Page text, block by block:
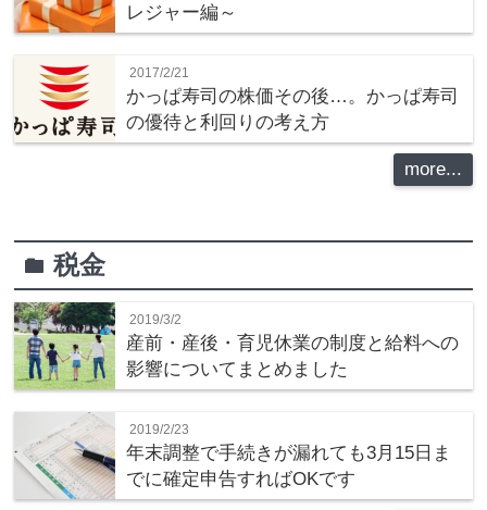
レジャー編～
2017/2/21
かっぱ寿司の株価その後…。かっぱ寿司
の優待と利回りの考え方
more...
folder税金
2019/3/2
産前・産後・育児休業の制度と給料への
影響についてまとめました
2019/2/23
年末調整で手続きが漏れても3月15日ま
でに確定申告すればOKです